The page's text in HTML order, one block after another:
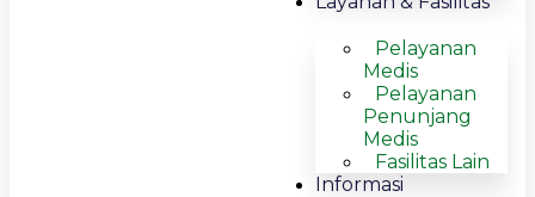
Pelayanan
Medis
Pelayanan
Penunjang
Medis
Fasilitas Lain
Informasi